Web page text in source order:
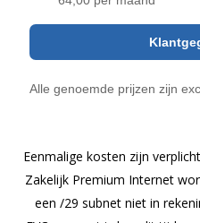
Eenmalige kosten zijn
Zakelijk Premium Internet
een /29 subnet niet in